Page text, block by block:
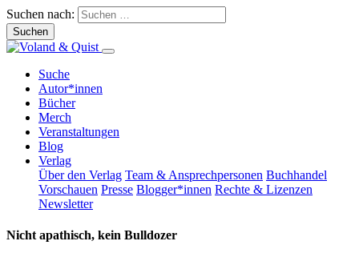
Suchen nach:
Suche
Autor*innen
Bücher
Merch
Veranstaltungen
Blog
Verlag
Über den Verlag Team & Ansprechpersonen Buchhandel
Vorschauen Presse Blogger*innen Rechte & Lizenzen
Newsletter
Nicht apathisch, kein Bulldozer